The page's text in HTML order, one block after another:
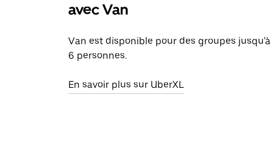
avec Van
Van est disponible pour des groupes jusqu'à
6 personnes.
En savoir plus sur UberXL